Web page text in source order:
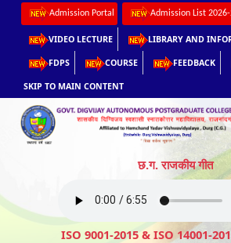
Admission Portal Admission List
VIDEO LECTURE LIBRARY AND
FDPS COURSE FEEDBACK
SKIP TO MAIN CONTENT
छ.ग. राजकीय गीत
ISO 9001-2015 & ISO 14001-